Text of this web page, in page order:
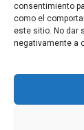
consentimiento
como el
este sitio. No dar
negativamente a